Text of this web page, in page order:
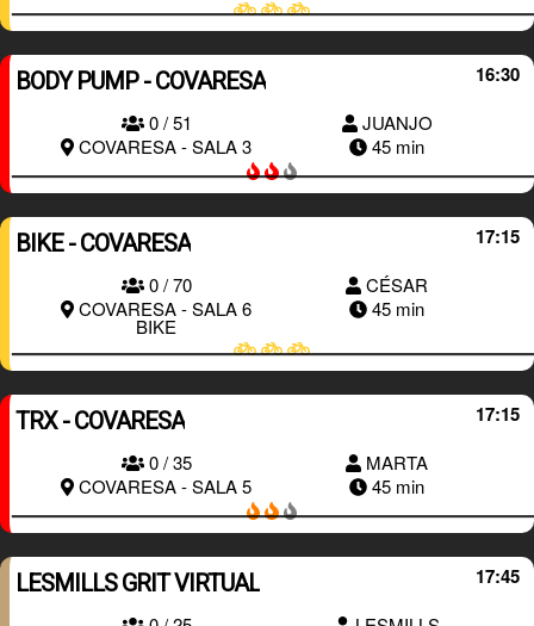
16:30
BODY PUMP - COVARESA
0 / 51
JUANJO
COVARESA - SALA 3
45 min
17:15
BIKE - COVARESA
0 / 70
CÉSAR
COVARESA - SALA 6
BIKE
45 min
RESERVAR
17:15
TRX - COVARESA
0 / 35
MARTA
COVARESA - SALA 5
45 min
17:45
LESMILLS GRIT VIRTUAL